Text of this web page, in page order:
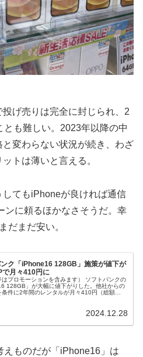
げ売りは完全に封じられ、2
も難しい。2023年以降の中
変わらない状況が続き、わざ
トは薄いと言える。
てもiPhoneが良ければ通信
ンに頼るほかなさそうだ。幸
だまだ安い。
ク「iPhone16 128GB」施策が値下が
で月々410円に
はプロモーションを含みます） ソフトバンクの
128GB」が大幅に値下がりした。他社からの
条件に2年間のレンタルが月々410円（総額
2024.12.28
えものだが「iPhone16」は